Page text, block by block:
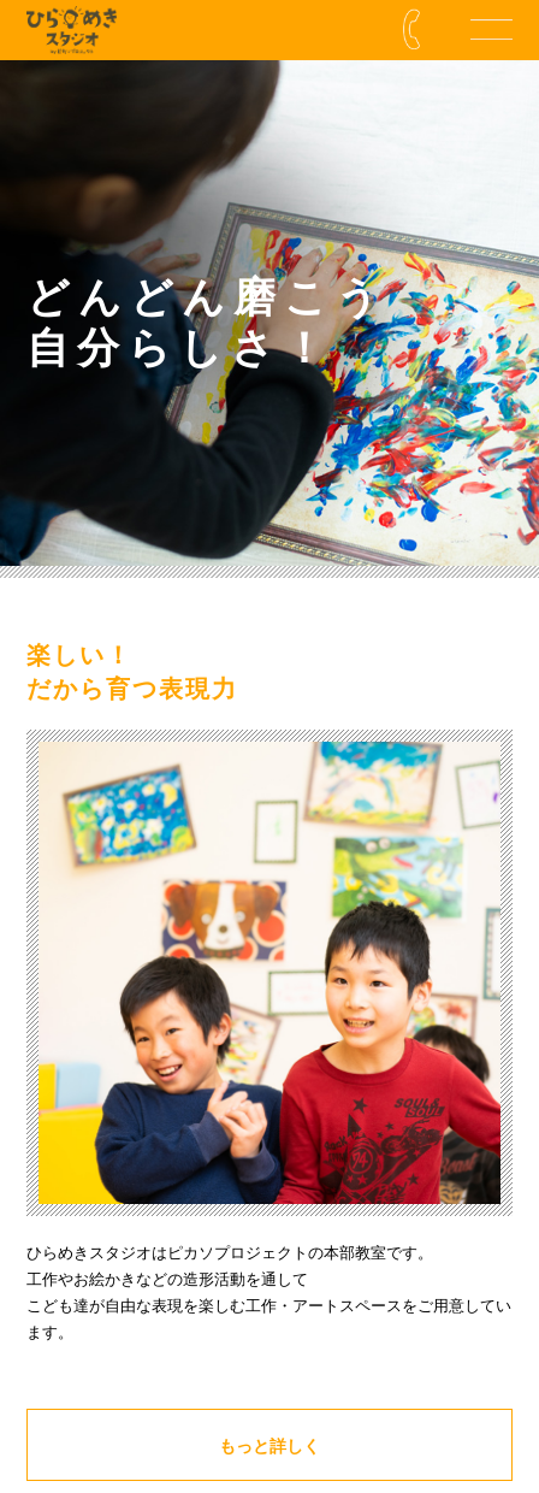
どんどん磨こう
自分らしさ！
楽しい！
だから育つ表現力
ひらめきスタジオはピカソプロジェクトの本部教室です。
工作やお絵かきなどの造形活動を通して
こども達が自由な表現を楽しむ工作・アートスペースをご用意してい
ます。
もっと詳しく